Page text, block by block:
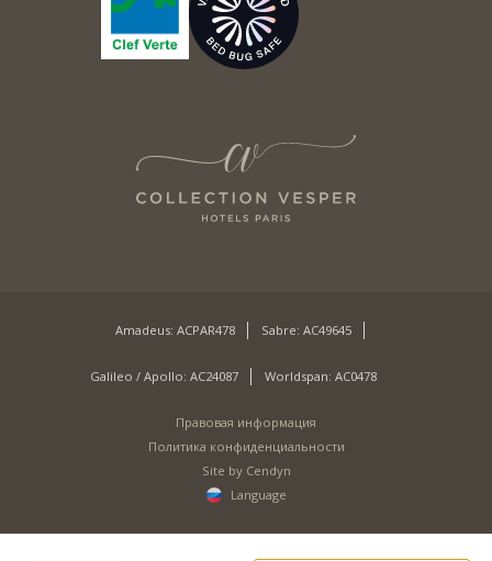
Amadeus: ACPAR478 Sabre: AC49645
Galileo / Apollo: AC24087 Worldspan: AC0478
Правовая информация
Политика конфиденциальности
Site by Cendyn
Language